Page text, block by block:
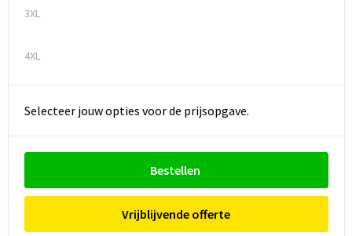
3XL
4XL
Selecteer jouw opties voor de prijsopgave.
Bestellen
Vrijblijvende offerte